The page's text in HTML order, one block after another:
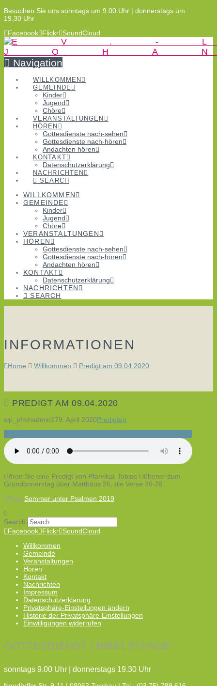
Besuchen Sie uns sonntags um 9.00 Uhr | donnerstags um
19.30 Uhr
Facebook Flickr SoundCloud
Navigation
WILLKOMMEN
GEMEINDE
Kinder
Jugend
Chöre
VERANSTALTUNGEN
HÖREN
Gottesdienste nach-sehen
Gottesdienste nach-hören
Andachten hören
KONTAKT
Datenschutzerklärung
NACHRICHTEN
SEARCH
WILLKOMMEN
GEMEINDE
Kinder
Jugend
Chöre
VERANSTALTUNGEN
HÖREN
Gottesdienste nach-sehen
Gottesdienste nach-hören
Andachten hören
KONTAKT
Datenschutzerklärung
NACHRICHTEN
SEARCH
INFORMATIONEN
Home Willkommen Predigt am 09.04.2020
PREDIGT AM 09.04.2020
wp_pfmhadmin179. April 2020Predigten
Hören Sie eine Predigt von Pfarvikar Tobias Hübener zum
Gründonnerstag über Matthäus 26, die Verse 26-28.
Tags:Sommer unter Psalmen 2019
Search
Facebook Flickr SoundCloud
Willkommen
Gemeinde
Veranstaltungen
Hören
Kontakt
Nachrichten
Impressum
Datenschutzerklärung
Privatsphäre-Einstellungen ändern
Historie der Privatsphäre-Einstellungen
Einwilligungen widerrufen
GOTTESDIENST | BIBELSTUNDE
sonntags 9.00 Uhr | donnerstags 19.30 Uhr